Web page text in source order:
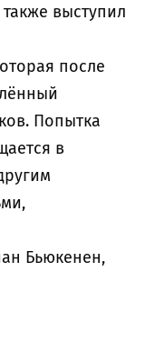
выступил
после
Попытка
в
Бьюкенен,